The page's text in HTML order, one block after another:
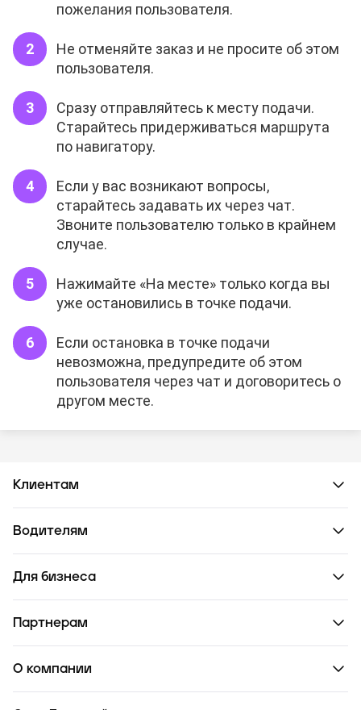
пожелания пользователя.
Не отменяйте заказ и не просите об этом
пользователя.
Сразу отправляйтесь к месту подачи.
Старайтесь придерживаться маршрута
по навигатору.
Если у вас возникают вопросы,
старайтесь задавать их через чат.
Звоните пользователю только в крайнем
случае.
Нажимайте «На месте» только когда вы
уже остановились в точке подачи.
Если остановка в точке подачи
невозможна, предупредите об этом
пользователя через чат и договоритесь о
другом месте.
Клиентам
Водителям
Для бизнеса
Партнерам
О компании